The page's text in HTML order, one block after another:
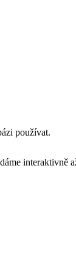
používat.
interaktivně